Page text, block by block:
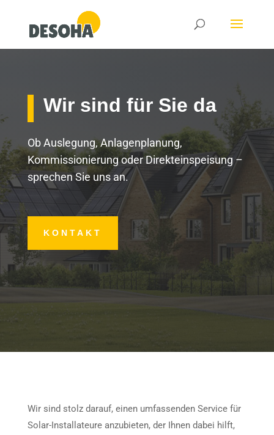
Wir sind für Sie da
Ob Auslegung, Anlagenplanung,
Kommissionierung oder Direkteinspeisung –
sprechen Sie uns an.
KONTAKT
Service
Wir beraten Sie gerne
Wir sind stolz darauf, einen umfassenden Service für
Solar-Installateure anzubieten, der Ihnen dabei hilft,